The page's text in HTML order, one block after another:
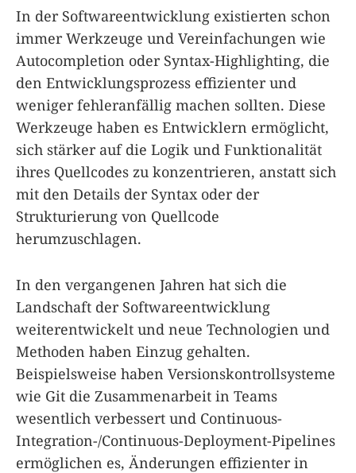
In der Softwareentwicklung existierten schon
immer Werkzeuge und Vereinfachungen wie
Autocompletion oder Syntax-Highlighting, die
den Entwicklungsprozess effizienter und
weniger fehleranfällig machen sollten. Diese
Werkzeuge haben es Entwicklern ermöglicht,
sich stärker auf die Logik und Funktionalität
ihres Quellcodes zu konzentrieren, anstatt sich
mit den Details der Syntax oder der
Strukturierung von Quellcode
herumzuschlagen.
In den vergangenen Jahren hat sich die
Landschaft der Softwareentwicklung
weiterentwickelt und neue Technologien und
Methoden haben Einzug gehalten.
Beispielsweise haben Versionskontrollsysteme
wie Git die Zusammenarbeit in Teams
wesentlich verbessert und Continuous-
Integration-/Continuous-Deployment-Pipelines
ermöglichen es, Änderungen effizienter in